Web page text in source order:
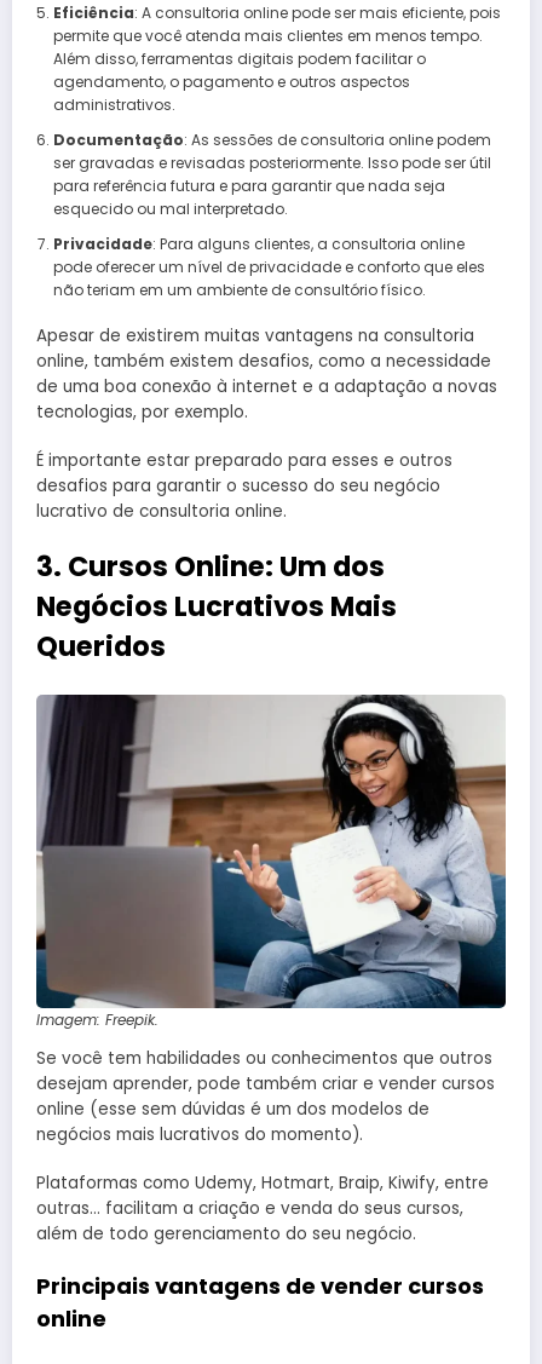
Eficiência: A consultoria online pode ser mais eficiente, pois
permite que você atenda mais clientes em menos tempo.
Além disso, ferramentas digitais podem facilitar o
agendamento, o pagamento e outros aspectos
administrativos.
Documentação: As sessões de consultoria online podem
ser gravadas e revisadas posteriormente. Isso pode ser útil
para referência futura e para garantir que nada seja
esquecido ou mal interpretado.
Privacidade: Para alguns clientes, a consultoria online
pode oferecer um nível de privacidade e conforto que eles
não teriam em um ambiente de consultório físico.
Apesar de existirem muitas vantagens na consultoria
online, também existem desafios, como a necessidade
de uma boa conexão à internet e a adaptação a novas
tecnologias, por exemplo.
É importante estar preparado para esses e outros
desafios para garantir o sucesso do seu negócio
lucrativo de consultoria online.
3. Cursos Online: Um dos
Negócios Lucrativos Mais
Queridos
Imagem: Freepik.
Se você tem habilidades ou conhecimentos que outros
desejam aprender, pode também criar e vender cursos
online (esse sem dúvidas é um dos modelos de
negócios mais lucrativos do momento).
Plataformas como Udemy, Hotmart, Braip, Kiwify, entre
outras… facilitam a criação e venda do seus cursos,
além de todo gerenciamento do seu negócio.
Principais vantagens de vender cursos
online